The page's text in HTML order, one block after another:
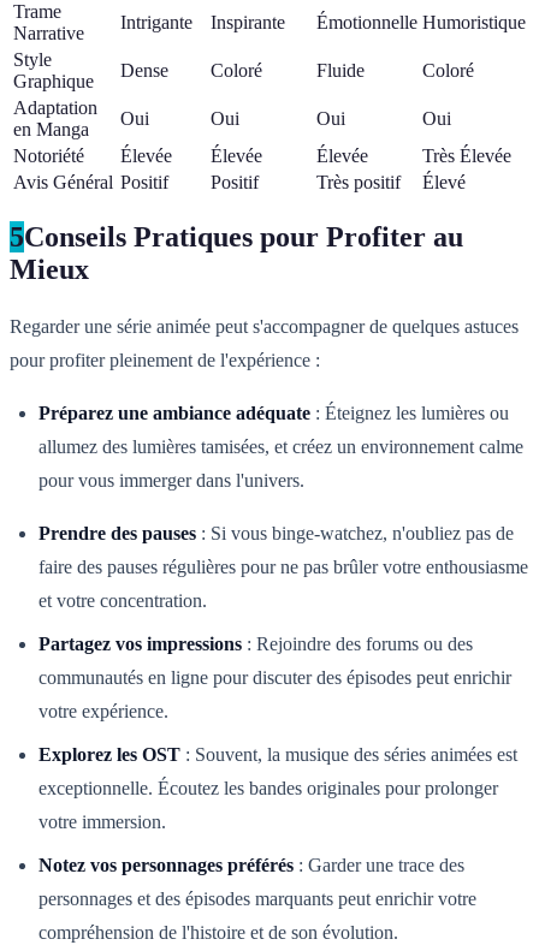
Trame
Narrative
Intrigante Inspirante Émotionnelle Humoristique
Style
Graphique
Dense Coloré Fluide
Coloré
Adaptation
en Manga
Oui Oui Oui
Oui
Notoriété
Élevée Élevée Élevée
Très Élevée
Avis Général Positif Positif Très positif Élevé
5Conseils Pratiques pour Profiter au
Mieux
Regarder une série animée peut s'accompagner de quelques astuces
pour profiter pleinement de l'expérience :
Préparez une ambiance adéquate : Éteignez les lumières ou
allumez des lumières tamisées, et créez un environnement calme
pour vous immerger dans l'univers.
Prendre des pauses : Si vous binge-watchez, n'oubliez pas de
faire des pauses régulières pour ne pas brûler votre enthousiasme
et votre concentration.
Partagez vos impressions : Rejoindre des forums ou des
communautés en ligne pour discuter des épisodes peut enrichir
votre expérience.
Explorez les OST : Souvent, la musique des séries animées est
exceptionnelle. Écoutez les bandes originales pour prolonger
votre immersion.
Notez vos personnages préférés : Garder une trace des
personnages et des épisodes marquants peut enrichir votre
compréhension de l'histoire et de son évolution.